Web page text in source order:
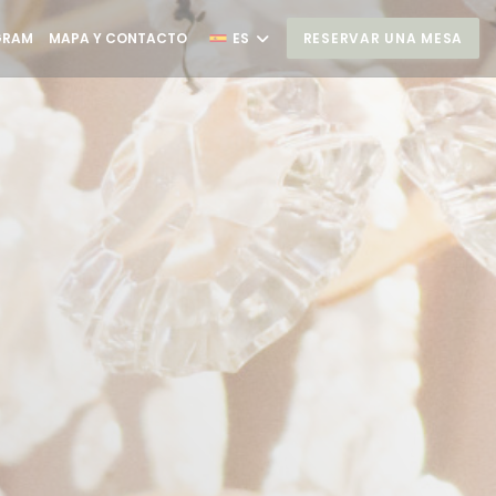
UNA NUEVA VENTANA))
((ABRE EN UNA NUEVA VENTANA))
MAPA Y CONTACTO ES RESERVAR UNA MESA